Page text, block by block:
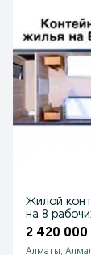
Осуществляем
Жилой
на 8
2 420 000
Алматы,